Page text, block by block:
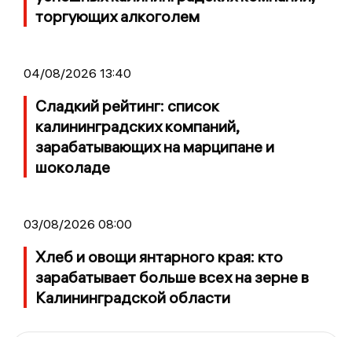
торгующих алкоголем
04/08/2026 13:40
Сладкий рейтинг: список
калининградских компаний,
зарабатывающих на марципане и
шоколаде
03/08/2026 08:00
Хлеб и овощи янтарного края: кто
зарабатывает больше всех на зерне в
Калининградской области